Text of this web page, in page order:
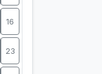
16
23